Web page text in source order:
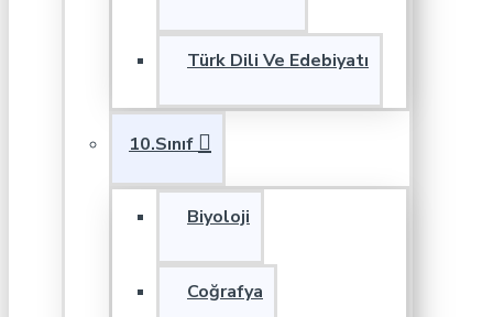
Türk Dili Ve Edebiyatı
10.Sınıf
Biyoloji
Coğrafya